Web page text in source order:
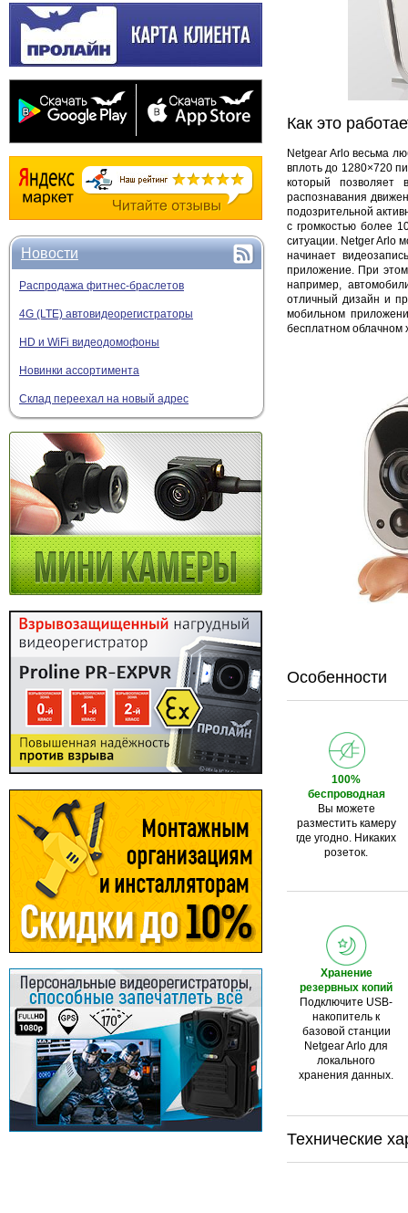
Новости
Распродажа фитнес-браслетов
4G (LTE) автовидеорегистраторы
HD и WiFi видеодомофоны
Новинки ассортимента
Склад переехал на новый адрес
Как это
Netgear Arlo весьма
вплоть до 1280×720
который позволяет
распознавания
подозрительной
с громкостью более
ситуации. Netger Arlo
начинает
приложение. При
например,
отличный дизайн и
мобильном
бесплатном облачном
Особенности
100%
беспроводная
Вы можете
разместить камеру
где угодно. Никаких
розеток.
Хранение
резервных копий
Подключите USB-
накопитель к
базовой станции
Netgear Arlo для
локального
хранения данных.
Технические